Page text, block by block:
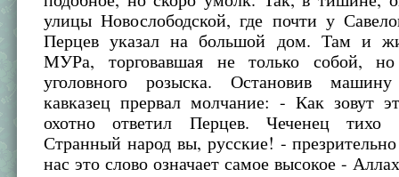
улицы Новослободской, где почти у
Перцев указал на большой дом. Там и
МУРа, торговавшая не только собой,
уголовного розыска. Остановив
кавказец прервал молчание: - Как зовут
охотно ответил Перцев. Чеченец тихо
Странный народ вы, русские! -
нас это слово означает самое высокое -